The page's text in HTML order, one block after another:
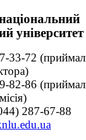
університет
33-72
82-86
287-67-88